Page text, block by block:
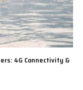
4G Connectivity &